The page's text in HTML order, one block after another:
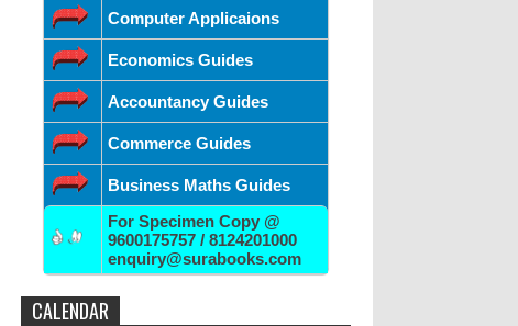
Computer Applicaions
Economics Guides
Accountancy Guides
Commerce Guides
Business Maths Guides
For Specimen Copy @
9600175757 / 8124201000
enquiry@surabooks.com
CALENDAR